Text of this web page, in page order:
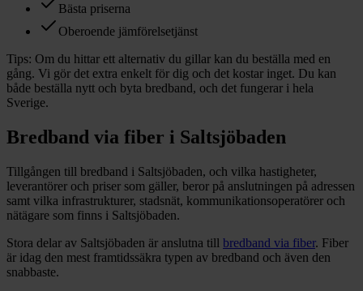
Bästa priserna
Oberoende jämförelsetjänst
Tips: Om du hittar ett alternativ du gillar kan du beställa med en
gång. Vi gör det extra enkelt för dig och det kostar inget. Du kan
både beställa nytt och byta bredband, och det fungerar i hela
Sverige.
Bredband via fiber i Saltsjöbaden
Tillgången till bredband i Saltsjöbaden, och vilka hastigheter,
leverantörer och priser som gäller, beror på anslutningen på adressen
samt vilka infrastrukturer, stadsnät, kommunikationsoperatörer och
nätägare som finns i Saltsjöbaden.
Stora delar av Saltsjöbaden är anslutna till bredband via fiber. Fiber
är idag den mest framtidssäkra typen av bredband och även den
snabbaste.